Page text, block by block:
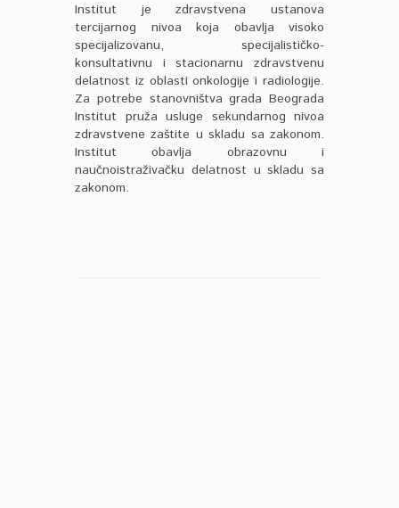
Institut je zdravstvena ustanova
tercijarnog nivoa koja obavlja visoko
specijalizovanu, specijalističko-
konsultativnu i stacionarnu zdravstvenu
delatnost iz oblasti onkologije i radiologije.
Za potrebe stanovništva grada Beograda
Institut pruža usluge sekundarnog nivoa
zdravstvene zaštite u skladu sa zakonom.
Institut obavlja obrazovnu i
naučnoistraživačku delatnost u skladu sa
zakonom.